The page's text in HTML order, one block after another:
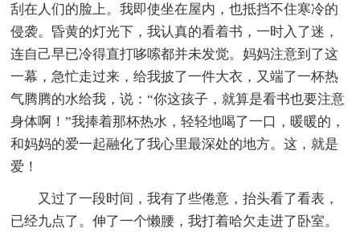
刮在人们的脸上。我即使坐在屋内，也抵挡不住寒冷的
侵袭。昏黄的灯光下，我认真的看着书，一时入了迷，
连自己早已冷得直打哆嗦都并未发觉。妈妈注意到了这
一幕，急忙走过来，给我披了一件大衣，又端了一杯热
气腾腾的水给我，说：“你这孩子，就算是看书也要注意
身体啊！”我捧着那杯热水，轻轻地喝了一口，暖暖的，
和妈妈的爱一起融化了我心里最深处的地方。这，就是
爱！
又过了一段时间，我有了些倦意，抬头看了看表，
已经九点了。伸了一个懒腰，我打着哈欠走进了卧室。